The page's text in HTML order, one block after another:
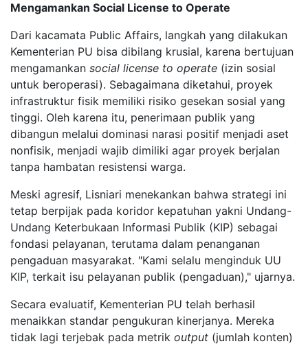
Mengamankan Social License to Operate
Dari kacamata Public Affairs, langkah yang dilakukan
Kementerian PU bisa dibilang krusial, karena bertujuan
mengamankan social license to operate (izin sosial
untuk beroperasi). Sebagaimana diketahui, proyek
infrastruktur fisik memiliki risiko gesekan sosial yang
tinggi. Oleh karena itu, penerimaan publik yang
dibangun melalui dominasi narasi positif menjadi aset
nonfisik, menjadi wajib dimiliki agar proyek berjalan
tanpa hambatan resistensi warga.
Meski agresif, Lisniari menekankan bahwa strategi ini
tetap berpijak pada koridor kepatuhan yakni Undang-
Undang Keterbukaan Informasi Publik (KIP) sebagai
fondasi pelayanan, terutama dalam penanganan
pengaduan masyarakat. "Kami selalu menginduk UU
KIP, terkait isu pelayanan publik (pengaduan)," ujarnya.
Secara evaluatif, Kementerian PU telah berhasil
menaikkan standar pengukuran kinerjanya. Mereka
tidak lagi terjebak pada metrik output (jumlah konten)